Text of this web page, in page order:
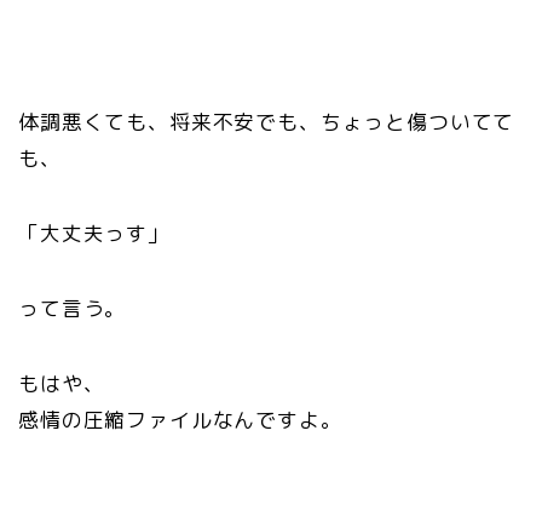
体調悪くても、将来不安でも、ちょっと傷ついてて
も、
「大丈夫っす」
って言う。
もはや、
感情の圧縮ファイルなんですよ。